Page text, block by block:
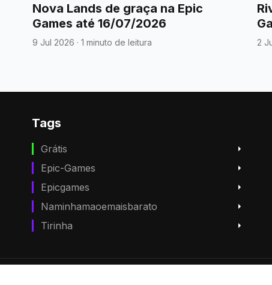
Nova Lands de graça na Epic
Games até 16/07/2026
9 Jul 2026 · 1 minuto de leitura 2
Tags
Grátis
Epic-Games
Epicgames
Naminhamaoemaisbarato
Tirinha